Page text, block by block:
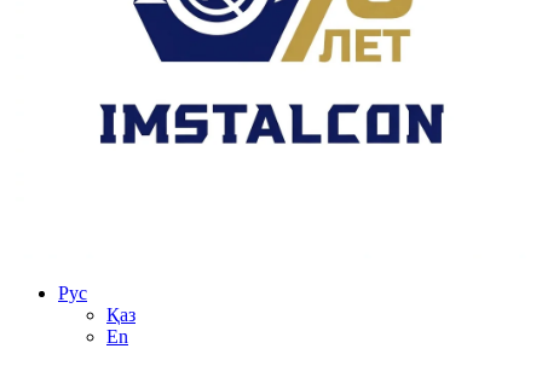
Рус
Қаз
En